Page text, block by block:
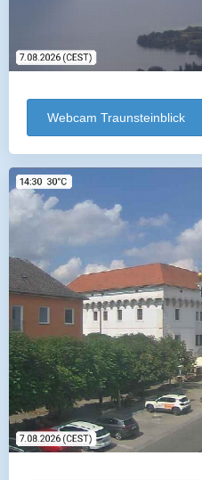
Webcam Traunsteinblick